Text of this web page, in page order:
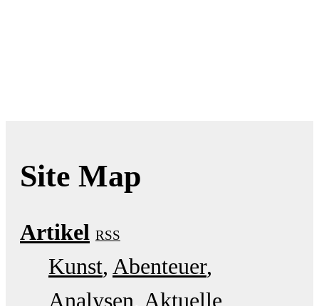
Site Map
Artikel RSS
Kunst Abenteuer
Analysen Aktuelle